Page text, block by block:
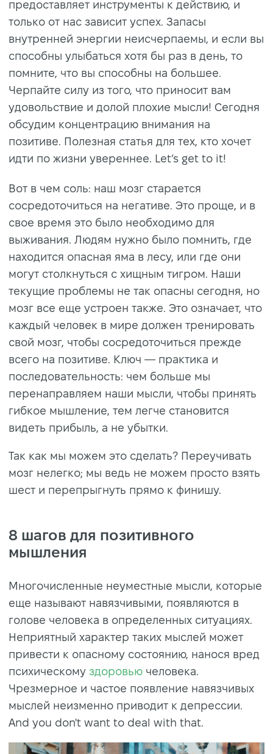
предоставляет инструменты к действию, и
только от нас зависит успех. Запасы
внутренней энергии неисчерпаемы, и если вы
способны улыбаться хотя бы раз в день, то
помните, что вы способны на большее.
Черпайте силу из того, что приносит вам
удовольствие и долой плохие мысли! Сегодня
обсудим концентрацию внимания на
позитиве. Полезная статья для тех, кто хочет
идти по жизни увереннее. Let’s get to it!
Вот в чем соль: наш мозг старается
сосредоточиться на негативе. Это проще, и в
свое время это было необходимо для
выживания. Людям нужно было помнить, где
находится опасная яма в лесу, или где они
могут столкнуться с хищным тигром. Наши
текущие проблемы не так опасны сегодня, но
мозг все еще устроен также. Это означает, что
каждый человек в мире должен тренировать
свой мозг, чтобы сосредоточиться прежде
всего на позитиве. Ключ — практика и
последовательность: чем больше мы
перенаправляем наши мысли, чтобы принять
гибкое мышление, тем легче становится
видеть прибыль, а не убытки.
Так как мы можем это сделать? Переучивать
мозг нелегко; мы ведь не можем просто взять
шест и перепрыгнуть прямо к финишу.
8 шагов для позитивного
мышления
Многочисленные неуместные мысли, которые
еще называют навязчивыми, появляются в
голове человека в определенных ситуациях.
Неприятный характер таких мыслей может
привести к опасному состоянию, нанося вред
психическому здоровью человека.
Чрезмерное и частое появление навязчивых
мыслей неизменно приводит к депрессии.
And you don't want to deal with that.